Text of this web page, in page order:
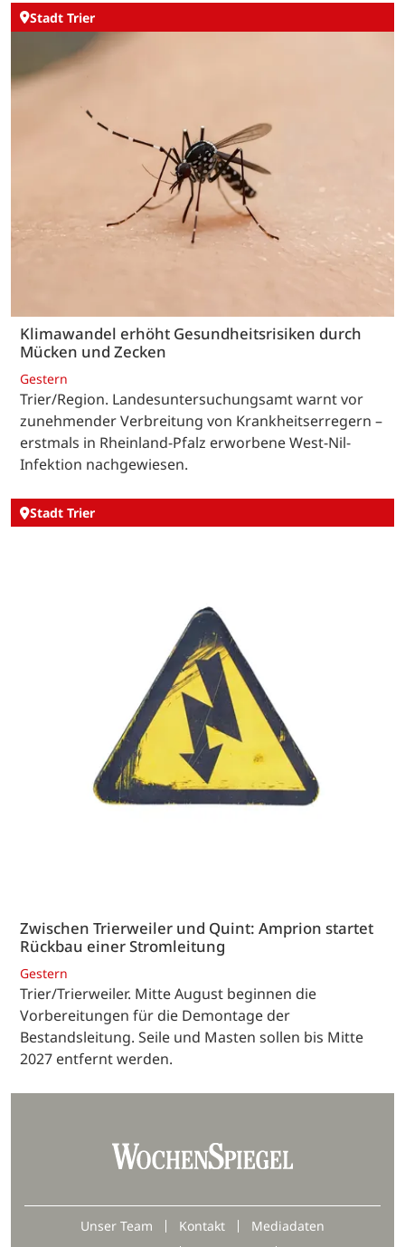
Stadt Trier
Klimawandel erhöht Gesundheitsrisiken durch
Mücken und Zecken
Gestern
Trier/Region. Landesuntersuchungsamt warnt vor
zunehmender Verbreitung von Krankheitserregern –
erstmals in Rheinland-Pfalz erworbene West-Nil-
Infektion nachgewiesen.
Stadt Trier
Zwischen Trierweiler und Quint: Amprion startet
Rückbau einer Stromleitung
Gestern
Trier/Trierweiler. Mitte August beginnen die
Vorbereitungen für die Demontage der
Bestandsleitung. Seile und Masten sollen bis Mitte
2027 entfernt werden.
Unser Team Kontakt
Mediadaten